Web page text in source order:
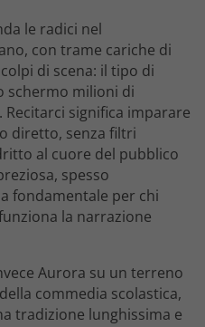
le radici nel
con trame cariche di
di scena: il tipo di
schermo milioni di
significa imparare
diretto, senza filtri
al cuore del pubblico
spesso
fondamentale per chi
la narrazione
Aurora su un terreno
commedia scolastica,
tradizione lunghissima e